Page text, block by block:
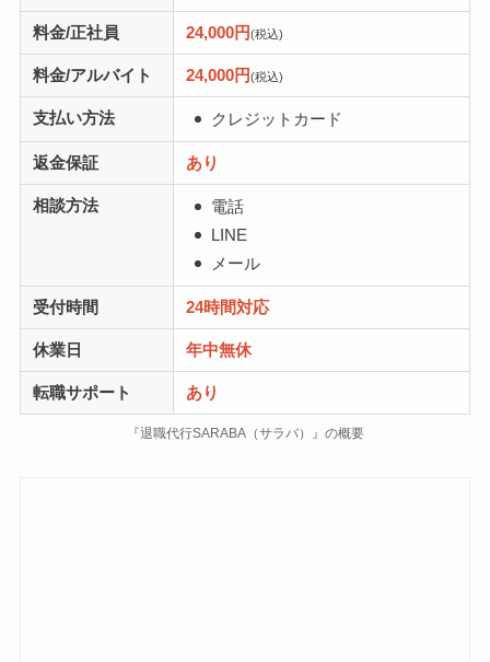
料金/正社員 24,000円(税込)
料金/アルバイト 24,000円(税込)
支払い方法 クレジットカード
返金保証 あり
相談方法
電話
LINE
メール
受付時間 24時間対応
休業日 年中無休
転職サポート あり
『退職代行SARABA（サラバ）』の概要